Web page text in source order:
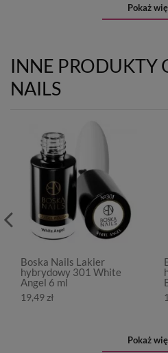
Pokaż
INNE PRODUKTY
NAILS
Boska Nails Lakier
hybrydowy 301 White
Angel 6 ml
19,49 zł
Pokaż